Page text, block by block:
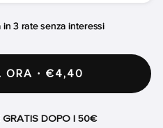
ORA · €4,40
GRATIS DOPO I 50€